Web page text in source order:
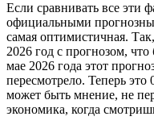
Если сравнивать все эти
официальными
самая оптимистичная.
2026 год с прогнозом,
мае 2026 года этот
пересмотрело. Теперь
может быть мнение, не
экономика, когда